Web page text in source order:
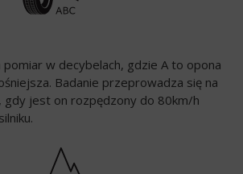
w decybelach, gdzie A to opona
Badanie przeprowadza się na
gdy jest on rozpędzony do 80km/h